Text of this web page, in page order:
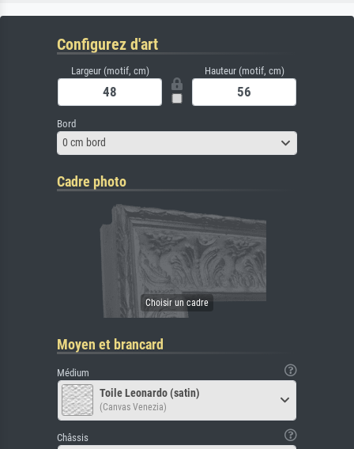
Configurez d'art
Largeur (motif, cm) Hauteur (motif, cm)
Bord
0 cm bord
Cadre photo
Moyen et brancard
Médium
Toile Leonardo (satin)
(Canvas Venezia)
Châssis